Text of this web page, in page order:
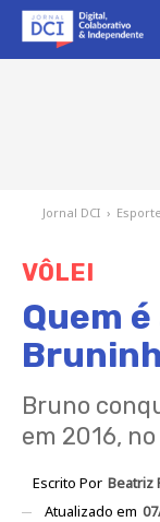
Jornal DCI › Esporte
VÔLEI
Quem
Bruno
em 2016,
Escrito Por Beatriz
Atualizado em